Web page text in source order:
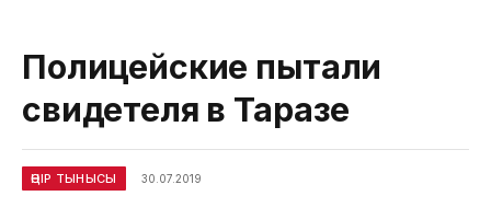
Полицейские пытали
свидетеля в Таразе
ӨҢІР ТЫНЫСЫ 30.07.2019